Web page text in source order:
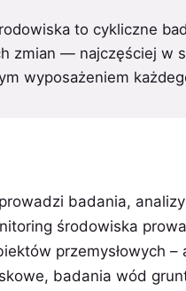
to cykliczne
zmian — najczęściej w
wyposażeniem
badania,
środowiska
przemysłowych
badania wód